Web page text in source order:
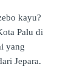
kayu?
Palu di
yang
Jepara.